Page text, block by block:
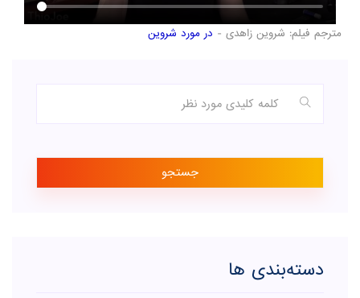
مترجم فیلم: شروین زاهدی - در مورد شروین
جستجو
دسته‌بندی ها